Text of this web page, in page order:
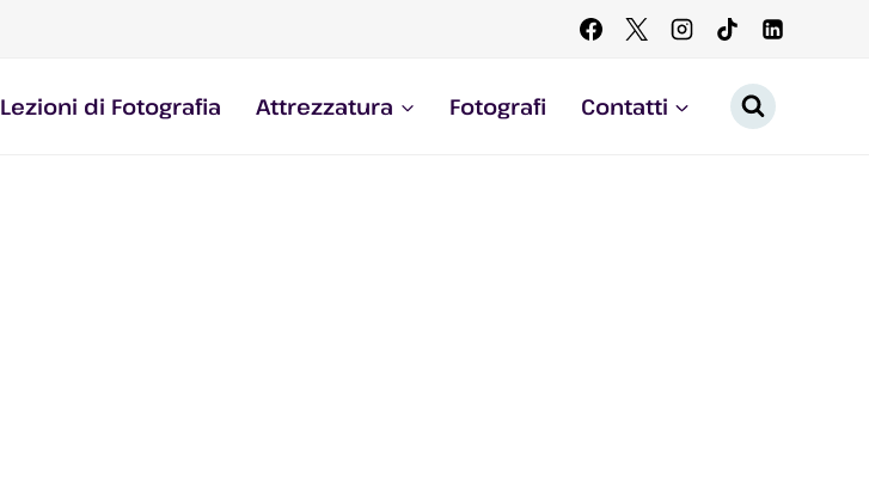
Lezioni di Fotografia Attrezzatura Fotografi Contatti